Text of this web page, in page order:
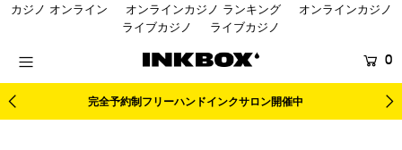
カジノ オンライン オンラインカジノ ランキング
オンラインカジノ
ライブカジノ
ライブカジノ
0
完全予約制フリーハンドインクサロン開催中
SHOP